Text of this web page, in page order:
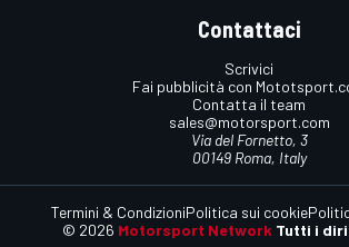
Contattaci
Scrivici
Fai pubblicità con
Contatta il team
sales@motorsport.com
Via del Fornetto, 3
00149 Roma, Italy
© 2026 Motorsport Network Tutti i
Termini & CondizioniPolitica sui cookie